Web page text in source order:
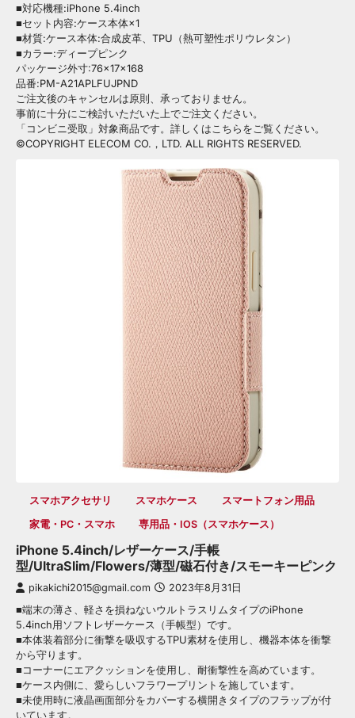
■対応機種:iPhone 5.4inch
■セット内容:ケース本体×1
■材質:ケース本体:合成皮革、TPU（熱可塑性ポリウレタン）
■カラー:ディープピンク
パッケージ外寸:76×17×168
品番:PM-A21APLFUJPND
ご注文後のキャンセルは原則、承っておりません。
事前に十分にご検討いただいた上でご注文ください。
「コンビニ受取」対象商品です。詳しくはこちらをご覧ください。
©COPYRIGHT ELECOM CO.，LTD. ALL RIGHTS RESERVED.
スマホアクセサリ スマホケース
スマートフォン用品
家電・PC・スマホ
専用品・iOS（スマホケース）
iPhone 5.4inch/レザーケース/手帳
型/UltraSlim/Flowers/薄型/磁石付き/スモーキーピンク
pikakichi2015@gmail.com 2023年8月31日
■端末の薄さ、軽さを損ねないウルトラスリムタイプのiPhone
5.4inch用ソフトレザーケース（手帳型）です。
■本体装着部分に衝撃を吸収するTPU素材を使用し、機器本体を衝撃
から守ります。
■コーナーにエアクッションを使用し、耐衝撃性を高めています。
■ケース内側に、愛らしいフラワープリントを施しています。
■未使用時に液晶画面部分をカバーする横開きタイプのフラップが付
いています。